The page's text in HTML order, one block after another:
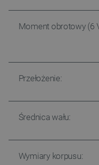
Moment obrotowy (6
Przełożenie:
Średnica wału:
Wymiary korpusu: